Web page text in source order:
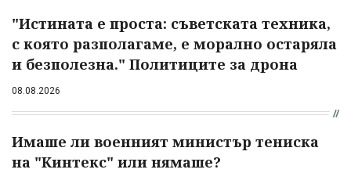
"Истината е проста: съветската техника,
с която разполагаме, е морално остаряла
и безполезна." Политиците за дрона
08.08.2026
Имаше ли военният министър тениска
на "Кинтекс" или нямаше?